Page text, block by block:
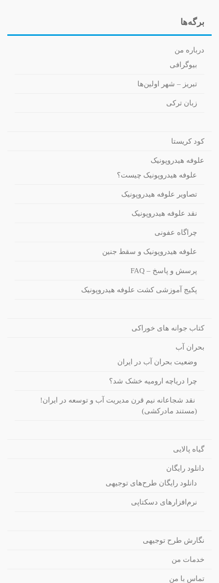
برگه‌ها
درباره من
بیوگرافی
تبریز – شهر اولین‌ها
زبان ترکی
کود کریستا
علوفه هیدروپونیک
علوفه هیدروپونیک چیست؟
تصاویر علوفه هیدروپونیک
نقد علوفه هیدروپونیک
چراگاه عفونی
علوفه هیدروپونیک و سقط جنین
پرسش و پاسخ – FAQ
پکیج آموزشی کشت علوفه هیدروپونیک
کتاب جوانه های خوراکی
بحران آب
وضعیت بحران آب در ایران
چرا دریاچه ارومیه خشک شد؟
نقد شجاعانه نیم قرن مدیریت آب و توسعه در ایران!
(مستند مادرکشی)
گیاه پالایی
دانلود رایگان
دانلود رایگان طرح‌های توجیهی
نرم‌افزارهای دسکتاپی
نگارش طرح توجیهی
خدمات من
تماس با من